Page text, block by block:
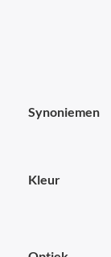
Synoniemen
Kleur